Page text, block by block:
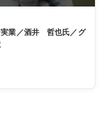
実業／酒井 哲也氏／グ